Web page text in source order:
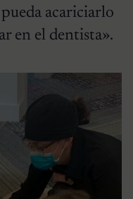
acariciarlo
en el dentista».